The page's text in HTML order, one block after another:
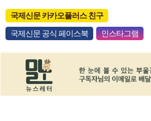
국제신문 카카오플러스 친구
국제신문 공식 페이스북 인스타그램